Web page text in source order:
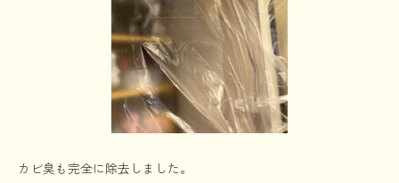
カビ臭も完全に除去しました。